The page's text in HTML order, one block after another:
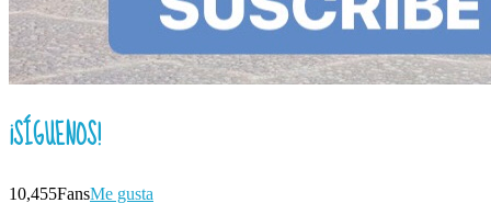
¡SÍGUENOS!
10,455FansMe gusta